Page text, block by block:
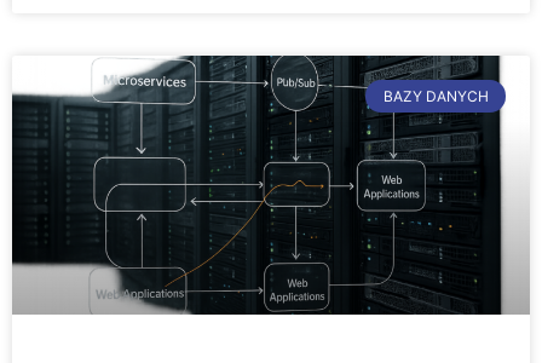
BAZY DANYCH